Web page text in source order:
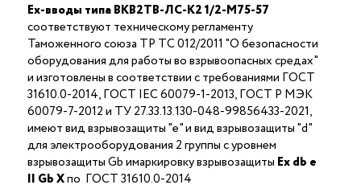
Ex-вводы типа ВКВ2ТВ-ЛС-К2 1/2-М75-57
соответствуют техническому регламенту
Таможенного союза ТР ТС 012/2011 "О безопасности
оборудования для работы во взрывоопасных средах"
и изготовлены в соответствии с требованиями ГОСТ
31610.0-2014, ГОСТ IEC 60079-1-2013, ГОСТ Р МЭК
60079-7-2012 и ТУ 27.33.13.130-048-99856433-2021,
имеют вид взрывозащиты "е" и вид взрывозащиты "d"
для электрооборудования 2 группы с уровнем
взрывозащиты Gb имаркировку взрывозащиты Ехdb е
II Gb Xпо ГОСТ 31610.0-2014